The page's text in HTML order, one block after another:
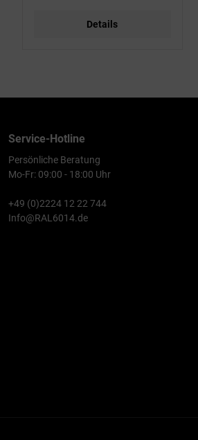
Details
Service-Hotline
Persönliche Beratung
Mo-Fr: 09:00 - 18:00 Uhr
+49 (0)2224 12 22 744
Info@RAL6014.de